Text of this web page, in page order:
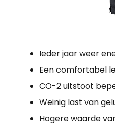
Ieder jaar weer
Een comfortabel
CO-2 uitstoot
Weinig last van
Hogere waarde